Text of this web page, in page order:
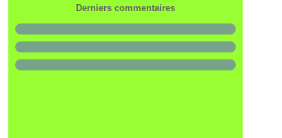
Derniers commentaires